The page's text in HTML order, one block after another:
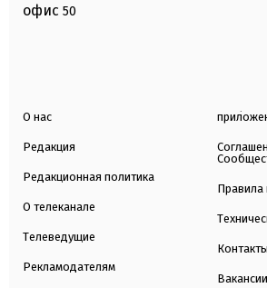
офис 50
О нас
Редакция
Редакционная политика
О телеканале
Телеведущие
Рекламодателям
Правила
Контакты
Вакансии